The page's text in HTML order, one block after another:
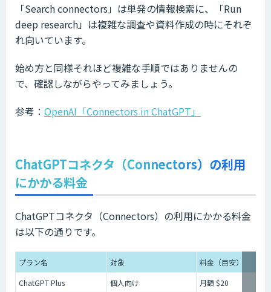
「Search connectors」は単発の情報検索に、「Run
deep research」は複雑な調査や資料作成の時にそれぞ
れ向いています。
始め方と同様それほど複雑な手順ではありませんの
で、確認しながらやってみましょう。
参考： OpenAI「Connectors in ChatGPT」
ChatGPTコネクタ（Connectors）の利用
にかかる料金
ChatGPTコネクタ（Connectors）の利用にかかる料金
は以下の通りです。
プラン名 対象
料金（目安）
ChatGPT Plus
個人向け
月額 $20